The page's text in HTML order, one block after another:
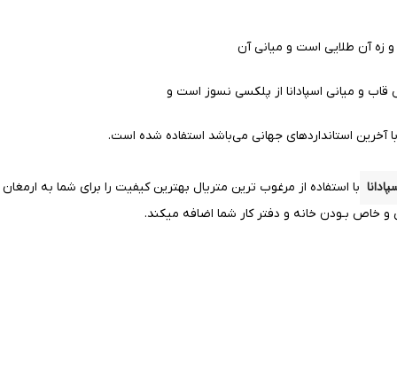
زه آن طلایی است و میانی آن
و میانی اسپادانا از پلکسی نسوز است و
آخرین استانداردهای جهانی می‌باشد استفاده شده است.
با استفاده از مرغوب ترین متریال بهترین کیفیت را برای شما به ارمغان
خاص بـودن خانه و دفتر کار شما اضافه میکند.